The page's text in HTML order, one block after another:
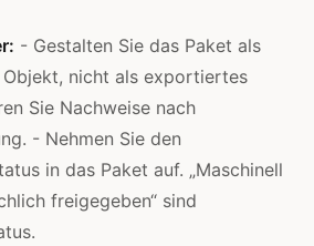
- Gestalten Sie das Paket als
nicht als exportiertes
Sie Nachweise nach
- Nehmen Sie den
in das Paket auf. „Maschinell
freigegeben“ sind